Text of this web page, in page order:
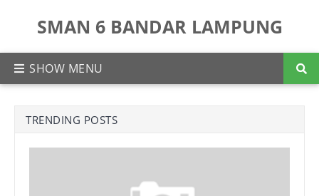
SMAN 6 BANDAR LAMPUNG
TRENDING POSTS